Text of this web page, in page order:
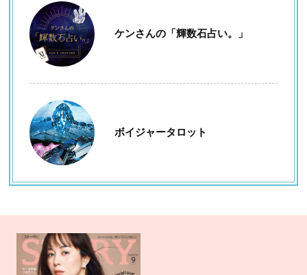
ケンさんの「輝数石占い。」
ボイジャータロット